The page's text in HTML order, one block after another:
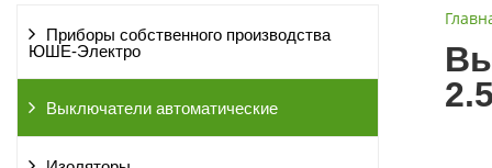
Приборы собственного производства
ЮШЕ-Электро
Выключатели автоматические